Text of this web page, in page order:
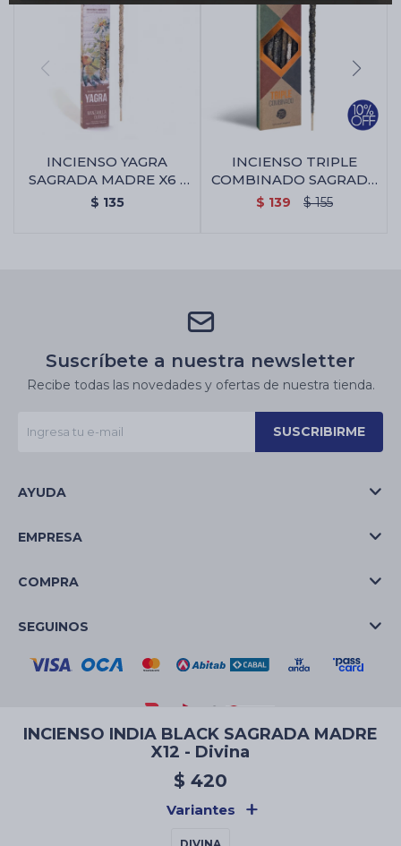
INCIENSO INDIA BLACK SAGRADA MADRE
X12 - Divina
$ 420
Variantes
INCIENSO YAGRA
SAGRADA MADRE X6 -
Manzanilla/olíbano
$ 135
INCIENSO TRIPLE
COMBINADO SAGRADA
MADRE X8 - Incienso
$ 139 $ 155
Suscríbete a nuestra newsletter
Recibe todas las novedades y ofertas de nuestra tienda.
SUSCRIBIRME
AYUDA
EMPRESA
COMPRA
SEGUINOS
© Copyright 2026 / La Casa de las Velas